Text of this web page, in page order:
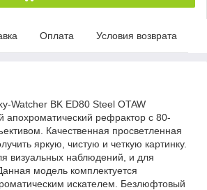
Оплата Условия возврата
Watcher BK ED80 Steel OTAW
апохроматический рефрактор с 80-
Качественная просветленная
яркую, чистую и четкую картинку.
визуальных наблюдений, и для
модель комплектуется
искателем. Безлюфтовый